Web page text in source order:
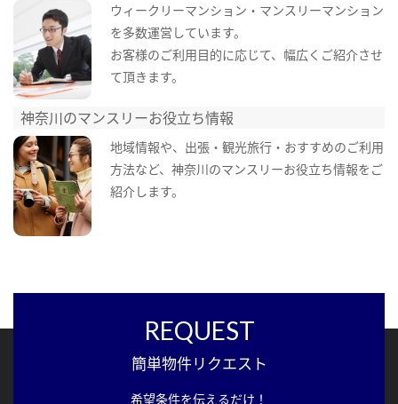
ウィークリーマンション・マンスリーマンション
を多数運営しています。
お客様のご利用目的に応じて、幅広くご紹介させ
て頂きます。
神奈川のマンスリーお役立ち情報
地域情報や、出張・観光旅行・おすすめのご利用
方法など、神奈川のマンスリーお役立ち情報をご
紹介します。
REQUEST
簡単物件リクエスト
希望条件を伝えるだけ！